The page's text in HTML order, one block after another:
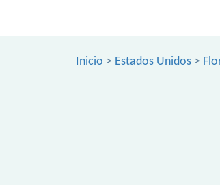
Inicio > Estados Unidos >